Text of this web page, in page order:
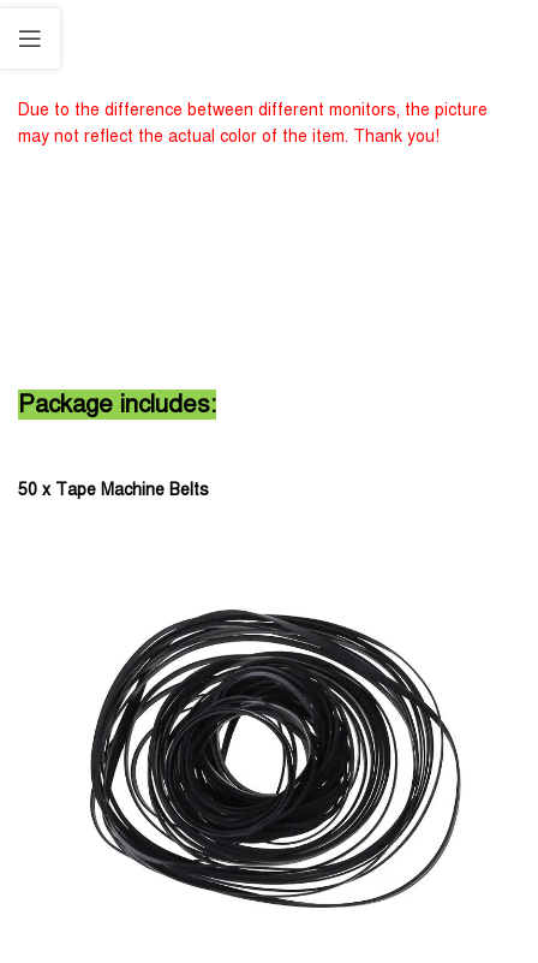
Due to the difference between different monitors, the picture
may not reflect the actual color of the item. Thank you!
Package includes:
50 x Tape Machine Belts